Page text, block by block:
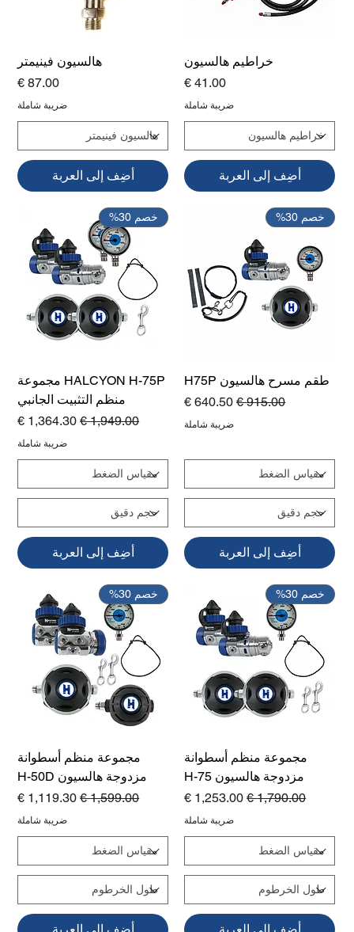
خراطيم هالسيون
السعر
ضريبة شاملة
أضِف إلى العربة
هالسيون فينيمتر
السعر
ضريبة شاملة
أضِف إلى العربة
خصم 30%
طقم مسرح هالسيون H75P
سعر عادي‏915.00 € سعر البيع
ضريبة شاملة
أضِف إلى العربة
خصم 30%
HALCYON H-75P مجموعة
منظم التثبيت الجانبي
سعر عادي‏1,949.00 € سعر البيع
ضريبة شاملة
أضِف إلى العربة
خصم 30%
مجموعة منظم أسطوانة
مزدوجة هالسيون H-75
سعر عادي‏1,790.00 € سعر البيع
ضريبة شاملة
خصم 30%
مجموعة منظم أسطوانة
مزدوجة هالسيون H-50D
سعر عادي‏1,599.00 € سعر البيع
ضريبة شاملة